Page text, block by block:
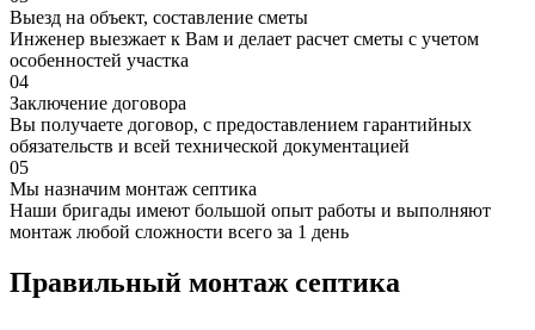
Выезд на объект, составление сметы
Инженер выезжает к Вам и делает расчет сметы с учетом
особенностей участка
04
Заключение договора
Вы получаете договор, с предоставлением гарантийных
обязательств и всей технической документацией
05
Мы назначим монтаж септика
Наши бригады имеют большой опыт работы и выполняют
монтаж любой сложности всего за 1 день
Правильный монтаж септика